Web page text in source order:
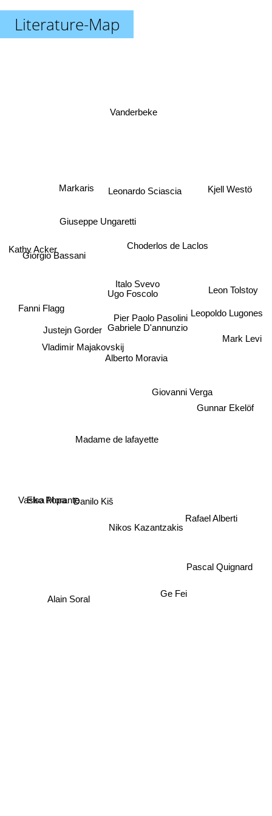
Literature-Map
Alberto Moravia
Pier Paolo Pasolini
Gabriele D'annunzio
Italo Svevo
Ugo Foscolo
Justejn Gorder
Madame de lafayette
Nikos Kazantzakis
Choderlos de Laclos
Leonardo Sciascia
Giuseppe Ungaretti
Vladimir Majakovskij
Danilo Kiš
Rafael Alberti
Giovanni Verga
Vanderbeke
Giorgio Bassani
Elsa Morante
Ge Fei
Gunnar Ekelöf
Leopoldo Lugones
Markaris
Fanni Flagg
Vasko Popa
Alain Soral
Pascal Quignard
Mark Levi
Kjell Westö
Kathy Acker